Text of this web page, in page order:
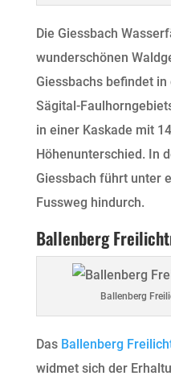
Die Giessbach
wunderschönen
Giessbachs befindet
Sägital-
in einer Kaskade mit
Höhenunterschied. In
Giessbach führt unter
Fussweg hindurch.
Ballenberg
Ballenberg
Das Ballenberg
widmet sich der